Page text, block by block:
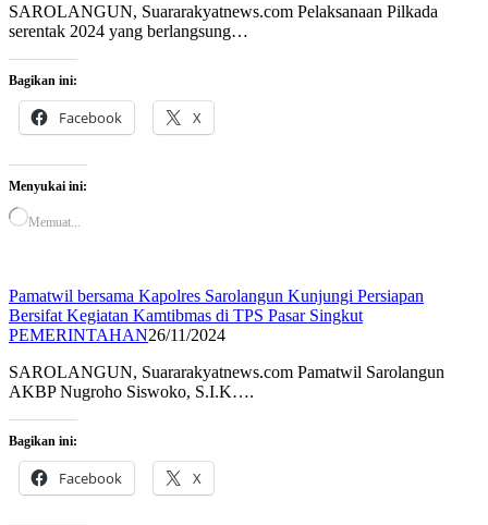
SAROLANGUN, Suararakyatnews.com Pelaksanaan Pilkada
serentak 2024 yang berlangsung…
Bagikan ini:
Facebook X
Menyukai ini:
Memuat...
Pamatwil bersama Kapolres Sarolangun Kunjungi Persiapan
Bersifat Kegiatan Kamtibmas di TPS Pasar Singkut
PEMERINTAHAN26/11/2024
SAROLANGUN, Suararakyatnews.com Pamatwil Sarolangun
AKBP Nugroho Siswoko, S.I.K….
Bagikan ini:
Facebook X